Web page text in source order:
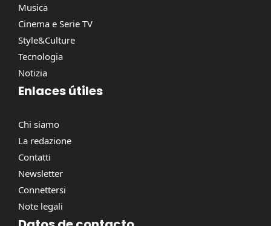
Musica
Cinema e Serie TV
Style&Culture
Tecnologia
Notizia
Enlaces útiles
Chi siamo
La redazione
Contatti
Newsletter
Connettersi
Note legali